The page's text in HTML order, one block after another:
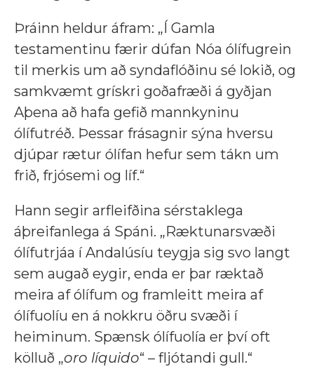
Þráinn heldur áfram: „Í Gamla
testamentinu færir dúfan Nóa ólífugrein
til merkis um að syndaflóðinu sé lokið, og
samkvæmt grískri goðafræði á gyðjan
Aþena að hafa gefið mannkyninu
ólífutréð. Þessar frásagnir sýna hversu
djúpar rætur ólífan hefur sem tákn um
frið, frjósemi og líf.“
Hann segir arfleifðina sérstaklega
áþreifanlega á Spáni. „Ræktunarsvæði
ólífutrjáa í Andalúsíu teygja sig svo langt
sem augað eygir, enda er þar ræktað
meira af ólífum og framleitt meira af
ólífuolíu en á nokkru öðru svæði í
heiminum. Spænsk ólífuolía er því oft
kölluð „oro líquido“ – fljótandi gull.“